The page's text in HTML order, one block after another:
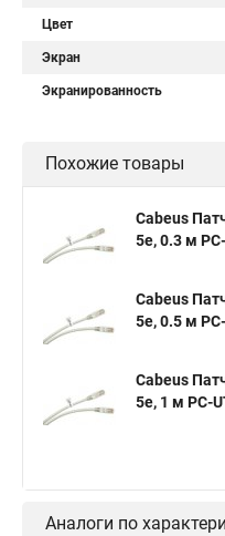
Цвет
Экран
Экранированность
Похожие товары
Cabeus
5e, 0.3 м
Cabeus
5e, 0.5 м
Cabeus
5e, 1 м PC-
Аналоги по